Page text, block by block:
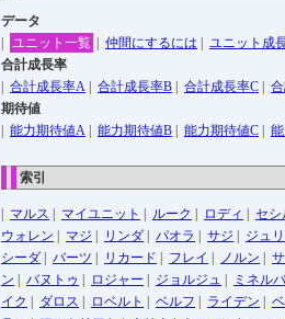
データ
ユニット一覧 仲間にするには
ユニット成
合計成長率
合計成長率A 合計成長率B 合計成長率C
期待値
能力期待値A 能力期待値B 能力期待値C
索引
マルス マイユニット ルーク ロディ
セシ
ウォレン
マジ リンダ パオラ サジ
ジュ
シーダ
バーツ リカード フレイ ノルン
ン
バヌトゥ ロジャー ジョルジュ
ミネルバ
イク
ダロス ロベルト ベルフ ライデン